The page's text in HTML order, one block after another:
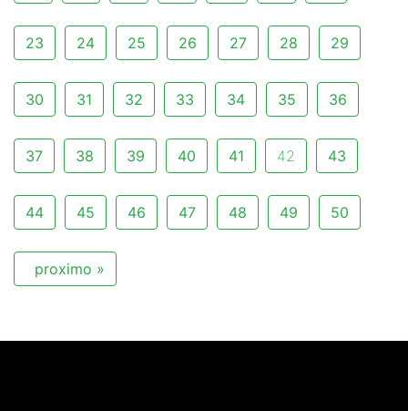
23 24 25 26 27 28 29
30 31 32 33 34 35 36
37 38 39 40 41 42 43
44 45 46 47 48 49 50
proximo »